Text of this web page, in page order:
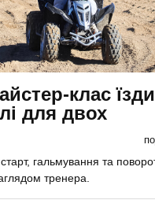
клас
для двох
гальмування та
тренера.